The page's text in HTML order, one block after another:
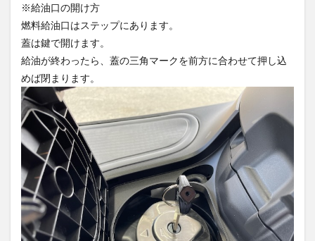
※給油口の開け方
燃料給油口はステップにあります。
蓋は鍵で開けます。
給油が終わったら、蓋の三角マークを前方に合わせて押し込
めば閉まります。